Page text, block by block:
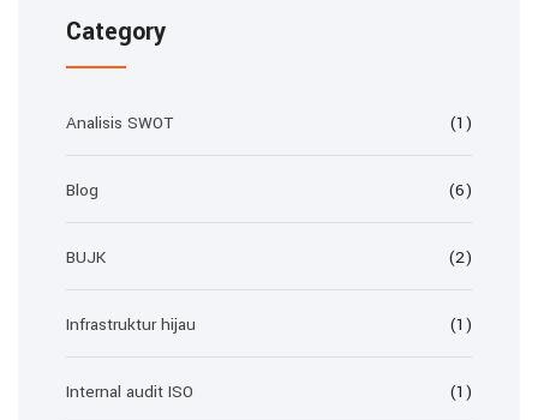
Category
Analisis SWOT (1)
Blog (6)
BUJK (2)
Infrastruktur hijau (1)
Internal audit ISO (1)